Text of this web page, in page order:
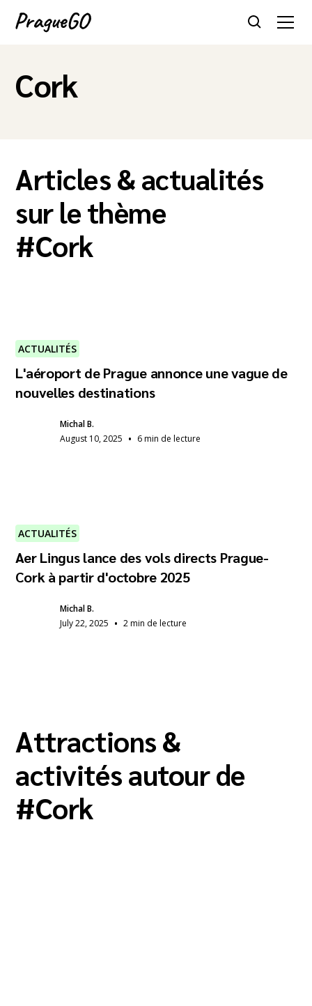
Cork
Articles & actualités
sur le thème
#Cork
ACTUALITÉS
L'aéroport de Prague annonce une vague de
nouvelles destinations
Michal B.
August 10, 2025 • 6 min de lecture
ACTUALITÉS
Aer Lingus lance des vols directs Prague-
Cork à partir d'octobre 2025
Michal B.
July 22, 2025 • 2 min de lecture
Attractions &
activités autour de
#Cork